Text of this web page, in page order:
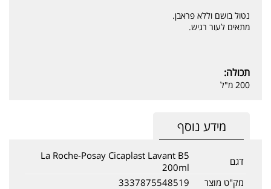
נטול בושם וללא פראבן.
מתאים לעור רגיש.
תכולה:
200 מ"ל
מידע נוסף
דגם
La Roche-Posay Cicaplast Lavant B5
200ml
מק"ט מוצר
3337875548519